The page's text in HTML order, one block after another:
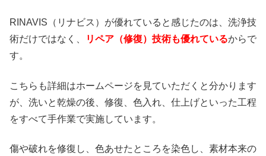
RINAVIS（リナビス）が優れていると感じたのは、洗浄技
術だけではなく、
リペア（修復）技術も優れているからで
す。
こちらも詳細はホームページを見ていただくと分かります
が、洗いと乾燥の後、修復、色入れ、仕上げといった工程
をすべて手作業で実施しています。
傷や破れを修復し、色あせたところを染色し、素材本来の